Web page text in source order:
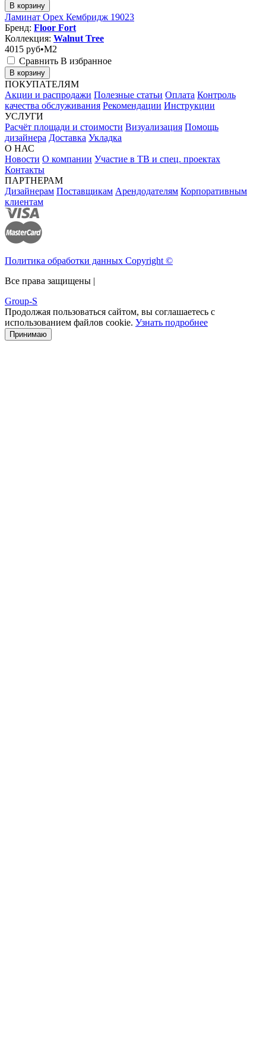
В корзину
Ламинат Орех Кембридж 19023
Бренд: Floor Fort
Коллекция: Walnut Tree
4015 руб•M2
Сравнить В избранное
В корзину
ПОКУПАТЕЛЯМ
Акции и распродажи Полезные статьи Оплата Контроль
качества обслуживания Рекомендации Инструкции
УСЛУГИ
Расчёт площади и стоимости Визуализация Помощь
дизайнера Доставка Укладка
О НАС
Новости О компании Участие в ТВ и спец. проектах
Контакты
ПАРТНЕРАМ
Дизайнерам Поставщикам Арендодателям Корпоративным
клиентам
Политика обработки данных Copyright ©
Все права защищены |
Group-S
Продолжая пользоваться сайтом, вы соглашаетесь с
использованием файлов cookie. Узнать подробнее
Принимаю